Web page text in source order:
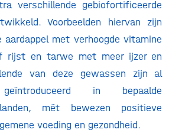
verschillende gebiofortificeerde
Voorbeelden hiervan zijn
aardappel met verhoogde vitamine
rijst en tarwe met meer ijzer en
van deze gewassen zijn al
in bepaalde
mét bewezen positieve
voeding en gezondheid.